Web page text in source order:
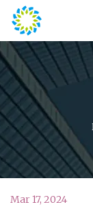
Mar 17, 2024